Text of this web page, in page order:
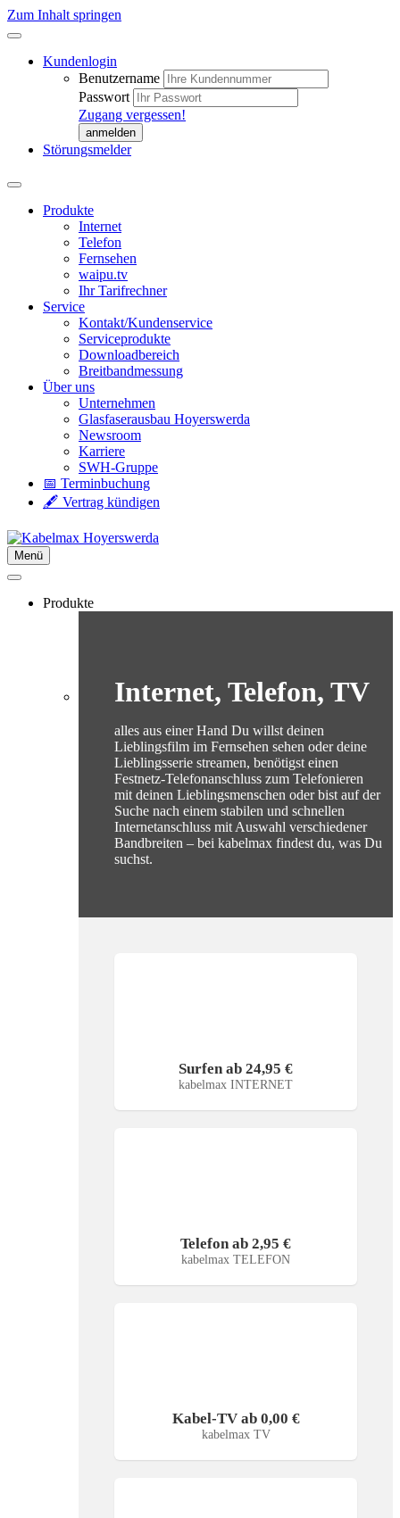
Zum Inhalt springen
Kundenlogin
Benutzername
Passwort
Zugang vergessen!
Störungsmelder
Produkte
Internet
Telefon
Fernsehen
waipu.tv
Ihr Tarifrechner
Service
Kontakt/Kundenservice
Serviceprodukte
Downloadbereich
Breitbandmessung
Über uns
Unternehmen
Glasfaserausbau Hoyerswerda
Newsroom
Karriere
SWH-Gruppe
📅 Terminbuchung
🖋️ Vertrag kündigen
Menü
Produkte
Internet, Telefon, TV
alles aus einer Hand Du willst deinen
Lieblingsfilm im Fernsehen sehen oder deine
Lieblingsserie streamen, benötigst einen
Festnetz-Telefonanschluss zum Telefonieren
mit deinen Lieblingsmenschen oder bist auf der
Suche nach einem stabilen und schnellen
Internetanschluss mit Auswahl verschiedener
Bandbreiten – bei kabelmax findest du, was Du
suchst.
Surfen ab 24,95 €
kabelmax INTERNET
Telefon ab 2,95 €
kabelmax TELEFON
Kabel-TV ab 0,00 €
kabelmax TV